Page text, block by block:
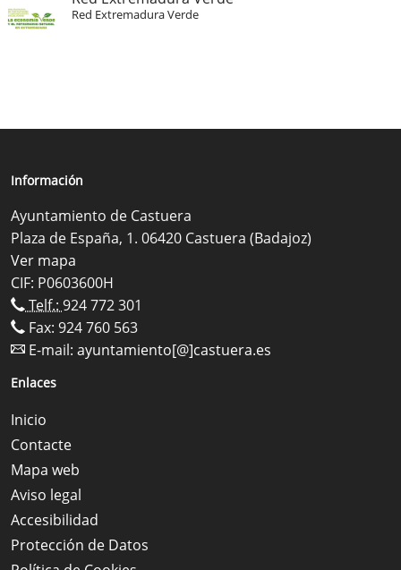
Red Extremadura Verde
Información
Ayuntamiento de Castuera
Plaza de España, 1. 06420 Castuera (Badajoz)
Ver mapa
CIF: P0603600H
Telf.: 924 772 301
Fax: 924 760 563
E-mail: ayuntamiento[@]castuera.es
Enlaces
Inicio
Contacte
Mapa web
Aviso legal
Accesibilidad
Protección de Datos